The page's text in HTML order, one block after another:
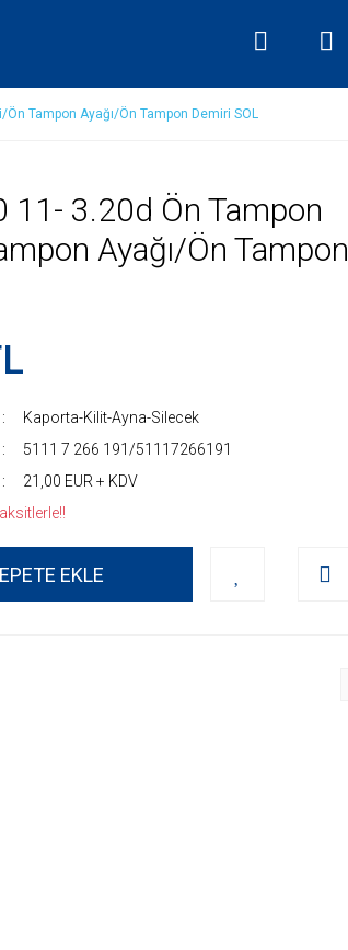
Tampon Ayağı/Ön Tampon Demiri SOL
11- 3.20d Ön Tampon
Ayağı/Ön Tampon
Kaporta-Kilit-Ayna-Silecek
5111 7 266 191/51117266191
21,00 EUR + KDV
EKLE